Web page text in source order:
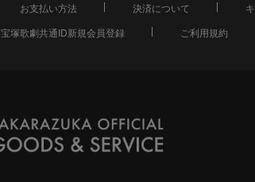
お支払い方法 決済について
宝塚歌劇共通ID新規会員登録 ご利用規約